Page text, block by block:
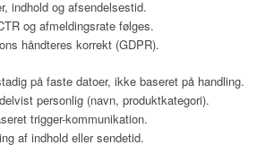
indhold og afsendelsestid.
og afmeldingsrate følges.
håndteres korrekt (GDPR).
på faste datoer, ikke baseret på handling.
personlig (navn, produktkategori).
trigger-kommunikation.
af indhold eller sendetid.